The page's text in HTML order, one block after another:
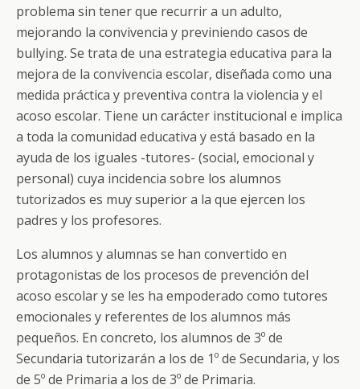
problema sin tener que recurrir a un adulto,
mejorando la convivencia y previniendo casos de
bullying. Se trata de una estrategia educativa para la
mejora de la convivencia escolar, diseñada como una
medida práctica y preventiva contra la violencia y el
acoso escolar. Tiene un carácter institucional e implica
a toda la comunidad educativa y está basado en la
ayuda de los iguales -tutores- (social, emocional y
personal) cuya incidencia sobre los alumnos
tutorizados es muy superior a la que ejercen los
padres y los profesores.
Los alumnos y alumnas se han convertido en
protagonistas de los procesos de prevención del
acoso escolar y se les ha empoderado como tutores
emocionales y referentes de los alumnos más
pequeños. En concreto, los alumnos de 3º de
Secundaria tutorizarán a los de 1º de Secundaria, y los
de 5º de Primaria a los de 3º de Primaria.